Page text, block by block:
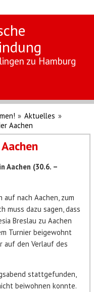
zu Hamburg
» Aktuelles »
Aachen
Aachen (30.6. –
auf nach Aachen, zum
muss dazu sagen, dass
Breslau zu Aachen
Turnier beigewohnt
auf den Verlauf des
stattgefunden,
beiwohnen konnte.